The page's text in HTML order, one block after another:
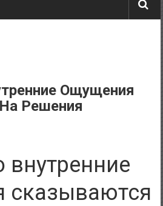
Ощущения
Решения
внутренние
сказываются